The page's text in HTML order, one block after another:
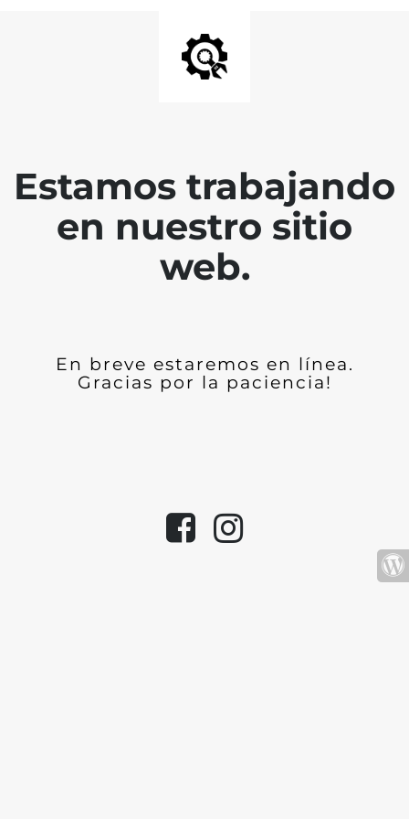
Estamos trabajando
en nuestro sitio
web.
En breve estaremos en línea.
Gracias por la paciencia!